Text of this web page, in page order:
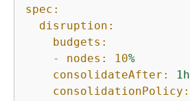
spec:
disruption:
budgets:
-
nodes: 10%
consolidateAfter:
1h
consolidationPolicy: